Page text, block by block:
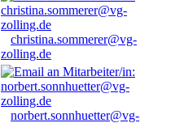
christina.sommerer@vg-
zolling.de
norbert.sonnhuetter@vg-